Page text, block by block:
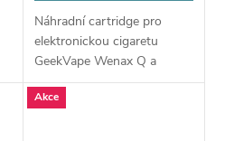
Náhradní cartridge pro
elektronickou cigaretu
GeekVape Wenax Q a
Sonder Q Pod kit disponuje
základním objemem 2 ml.
Akce